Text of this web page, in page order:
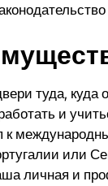
туда,
и
к
или
личная и